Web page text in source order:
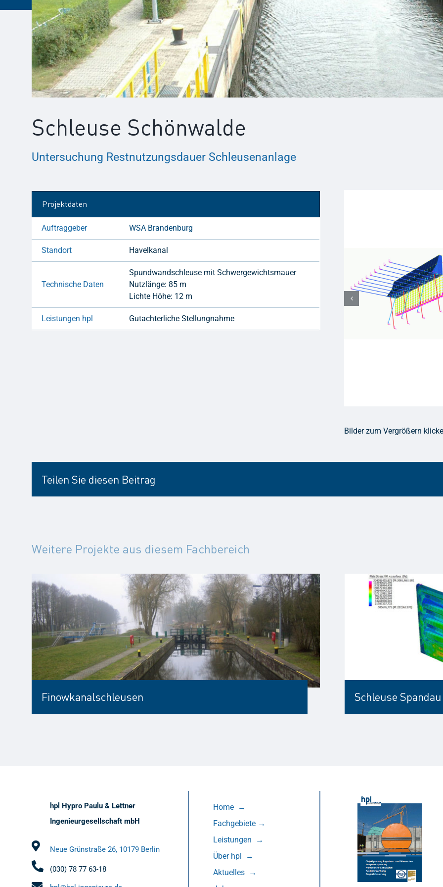
Schleuse Schönwalde
Untersuchung Restnutzungsdauer Schleusenanlage
Projektdaten
Auftraggeber WSA Brandenburg
Standort Havelkanal
Technische Daten
Spundwandschleuse mit Schwergewichtsmauer
Nutzlänge: 85 m
Lichte Höhe: 12 m
Leistungen hpl Gutachterliche Stellungnahme
Bilder zum Vergrößern
Teilen Sie diesen Beitrag
Weitere Projekte aus diesem Fachbereich
Finowkanalschleusen Schleuse Spandau
hpl Hypro Paulu & Lettner
Ingenieurgesellschaft mbH
Neue Grünstraße 26, 10179 Berlin
(030) 78 77 63-18
Home →
Fachgebiete →
Leistungen
→
Über hpl
→
Aktuelles →